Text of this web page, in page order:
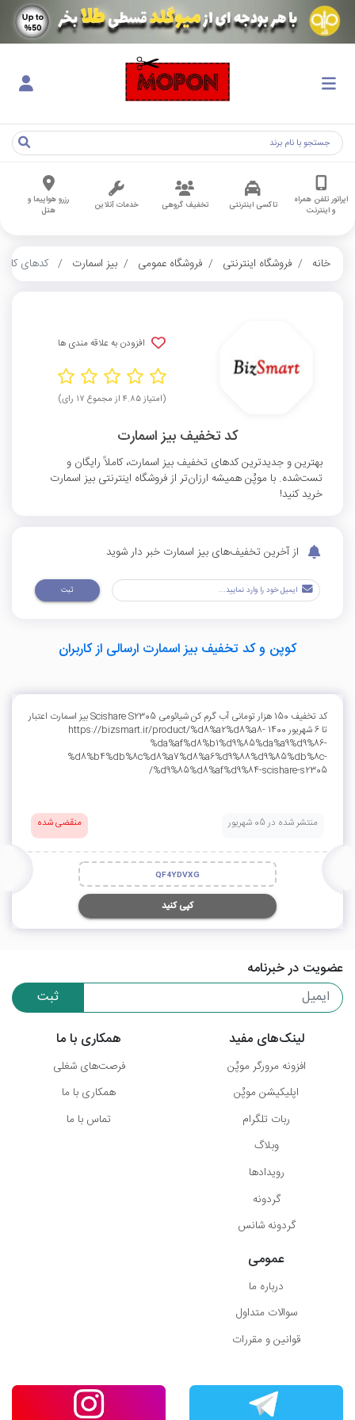
اپراتور تلفن همراه
و اینترنت
تاکسی اینترنتی تخفیف گروهی خدمات آنلاین
رزرو هواپیما و
هتل
خانه فروشگاه اینترنتی فروشگاه عمومی بیز اسمارت کدهای
افزودن به علاقه مندی ها
(امتیاز ۴.۸۵ از مجموع ۱۷ رای)
کد تخفیف بیز اسمارت
بهترین و جدیدترین کدهای تخفیف بیز اسمارت، کاملاً رایگان و
تست‌شده. با موپُن همیشه ارزان‌تر از فروشگاه اینترنتی بیز اسمارت
خرید کنید!
از آخرین تخفیف‌های بیز اسمارت خبر دار شوید
ثبت
کوپن و کد تخفیف بیز اسمارت ارسالی از کاربران
کد تخفیف 150 هزار تومانی آب گرم کن شیائومی Scishare S2305 بیز اسمارت اعتبار
تا 6 شهریور 1400 https://bizsmart.ir/product/%d8%a2%d8%a8-
%da%af%d8%b1%d9%85%da%a9%d9%86-
%d8%b4%db%8c%d8%a7%d8%a6%d9%88%d9%85%db%8c-
%d9%85%d8%af%d9%84-scishare-s2305/
منتشر شده در 05 شهریور منقضی شده
QF4YDVXG
کپی کنید
عضویت در خبرنامه
ثبت
لینک‌های مفید
افزونه مرورگر موپُن
اپلیکیشن موپُن
ربات تلگرام
وبلاگ
رویدادها
گردونه
گردونه شانس
همکاری با ما
فرصت‌های شغلی
همکاری با ما
تماس با ما
عمومی
درباره ما
سوالات متداول
قوانین و مقررات